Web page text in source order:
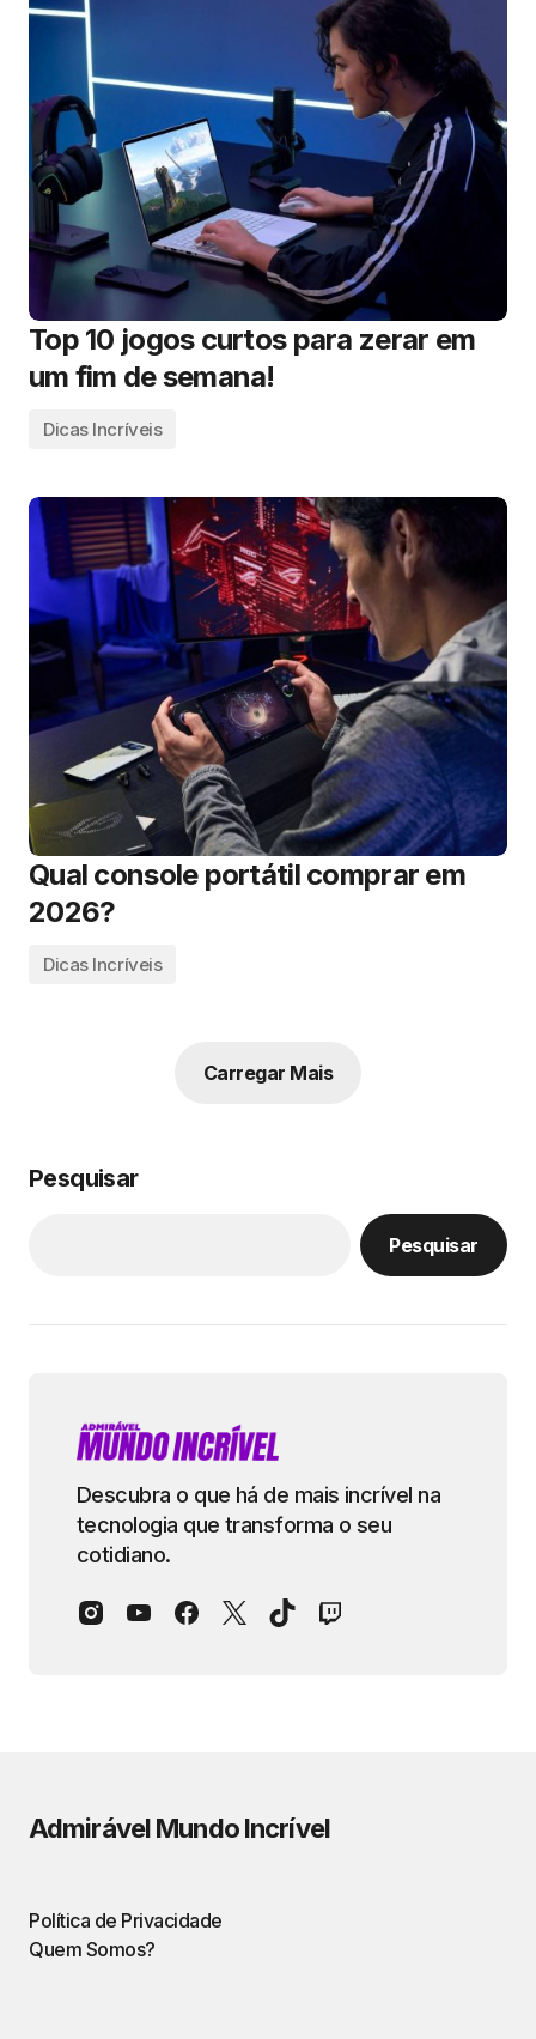
Top 10 jogos curtos para zerar em
um fim de semana!
Dicas Incríveis
Qual console portátil comprar em
2026?
Dicas Incríveis
Carregar Mais
Pesquisar
Pesquisar
Descubra o que há de mais incrível na
tecnologia que transforma o seu
cotidiano.
Admirável Mundo Incrível
Política de Privacidade
Quem Somos?